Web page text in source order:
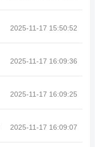
2025-11-17 15:50:52
2025-11-17 16:09:36
2025-11-17 16:09:25
2025-11-17 16:09:07